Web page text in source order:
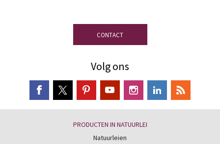
CONTACT
Volg ons
PRODUCTEN IN NATUURLEI
Natuurleien